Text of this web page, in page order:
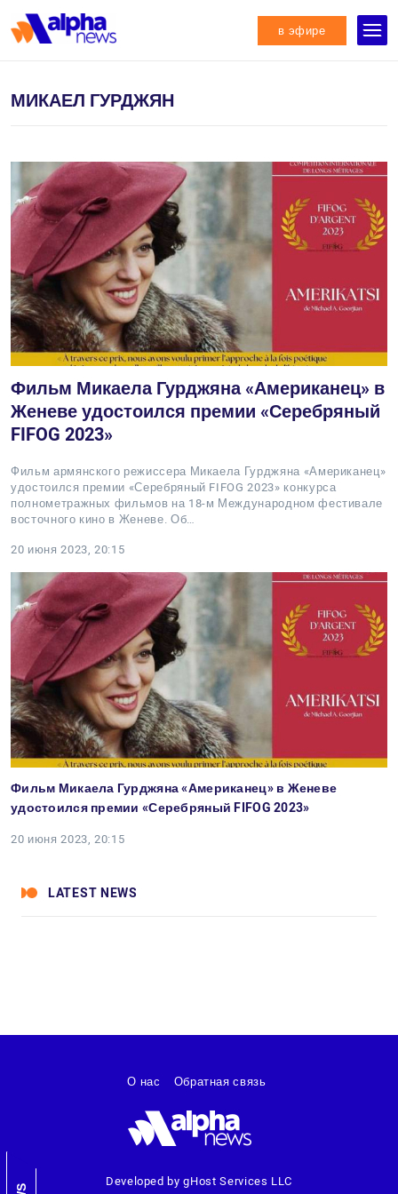
в эфире
МИКАЕЛ ГУРДЖЯН
Фильм Микаела Гурджяна «Американец» в
Женеве удостоился премии «Серебряный
FIFOG 2023»
Фильм армянского режиссера Микаела Гурджяна «Американец»
удостоился премии «Серебряный FIFOG 2023» конкурса
полнометражных фильмов на 18-м Международном фестивале
восточного кино в Женеве. Об…
20 июня 2023, 20:15
Фильм Микаела Гурджяна «Американец» в Женеве
удостоился премии «Серебряный FIFOG 2023»
20 июня 2023, 20:15
LATEST NEWS
Developed by gHost Services LLC
О нас Обратная связь